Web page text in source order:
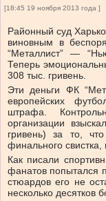
[18:45 19 ноября 2013 года ]
Районный суд
виновным в
“Металлист” —
Теперь
308 тыс. гривень.
Эти деньги ФК
европейских
штрафа.
организации
гривень) за то,
финального
Как писали
фанатов попытался
стюардов его не
несколько десятков